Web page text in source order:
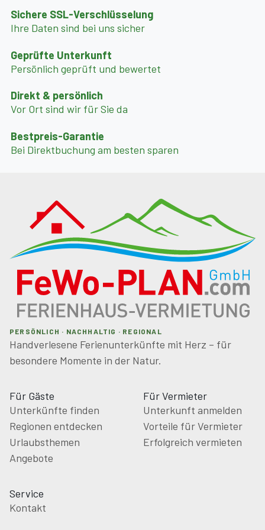
Sichere SSL-Verschlüsselung
Ihre Daten sind bei uns sicher
Geprüfte Unterkunft
Persönlich geprüft und bewertet
Direkt & persönlich
Vor Ort sind wir für Sie da
Bestpreis-Garantie
Bei Direktbuchung am besten sparen
PERSÖNLICH · NACHHALTIG · REGIONAL
Handverlesene Ferienunterkünfte mit Herz – für
besondere Momente in der Natur.
Für Gäste
Unterkünfte finden
Regionen entdecken
Urlaubsthemen
Angebote
Für Vermieter
Unterkunft anmelden
Vorteile für Vermieter
Erfolgreich vermieten
Service
Kontakt